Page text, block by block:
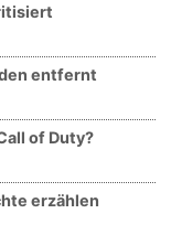
entfernt
of Duty?
erzählen